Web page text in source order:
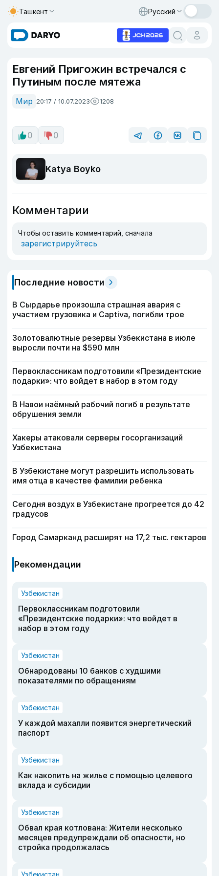
Ташкент Русский
Евгений Пригожин встречался с
Путиным после мятежа
Мир 20:17 / 10.07.2023 1208
0 0
Katya Boyko
Комментарии
Чтобы оставить комментарий, сначала
зарегистрируйтесь
Последние новости
В Сырдарье произошла страшная авария с
участием грузовика и Captiva, погибли трое
Золотовалютные резервы Узбекистана в июле
выросли почти на $590 млн
Первоклассникам подготовили «Президентские
подарки»: что войдет в набор в этом году
В Навои наёмный рабочий погиб в результате
обрушения земли
Хакеры атаковали серверы госорганизаций
Узбекистана
В Узбекистане могут разрешить использовать
имя отца в качестве фамилии ребенка
Сегодня воздух в Узбекистане прогреется до 42
градусов
Город Самарканд расширят на 17,2 тыс. гектаров
Рекомендации
Узбекистан
Первоклассникам подготовили
«Президентские подарки»: что войдет в
набор в этом году
Узбекистан
Обнародованы 10 банков с худшими
показателями по обращениям
Узбекистан
У каждой махалли появится энергетический
паспорт
Узбекистан
Как накопить на жилье с помощью целевого
вклада и субсидии
Узбекистан
Обвал края котлована: Жители несколько
месяцев предупреждали об опасности, но
стройка продолжалась
Узбекистан